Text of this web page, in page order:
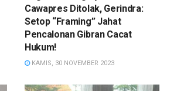
Cawapres Ditolak, Gerindra:
Setop “Framing” Jahat
Pencalonan Gibran Cacat
Hukum!
KAMIS, 30 NOVEMBER 2023